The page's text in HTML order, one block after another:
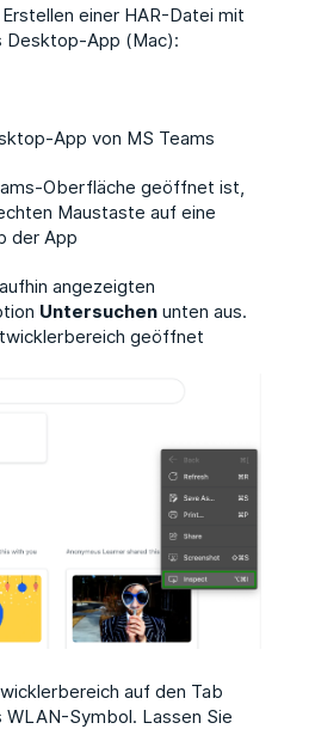
einer HAR-Datei mit
Desktop-App (Mac):
App von MS Teams
Oberfläche geöffnet ist,
Maustaste auf eine
der App
angezeigten
Untersuchenunten aus.
geöffnet
auf den Tab
Symbol. Lassen Sie